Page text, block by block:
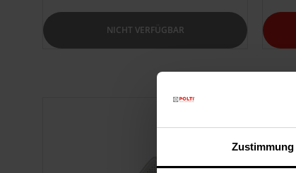
Zustimmung
NICHT VERFÜGBAR